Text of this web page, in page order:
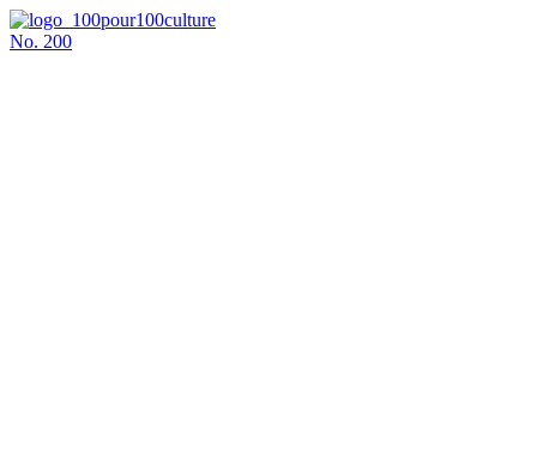
No. 200